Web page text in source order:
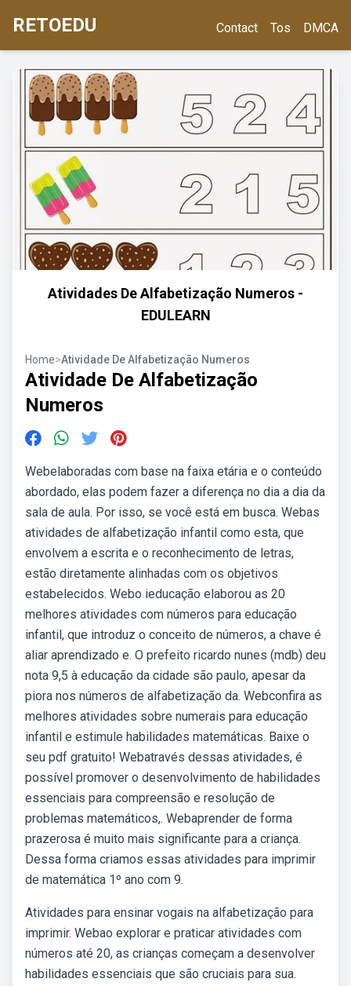
RETOEDU Contact Tos DMCA
Atividades De Alfabetização Numeros -
EDULEARN
Home>Atividade De Alfabetização Numeros
Atividade De Alfabetização
Numeros
Webelaboradas com base na faixa etária e o conteúdo
abordado, elas podem fazer a diferença no dia a dia da
sala de aula. Por isso, se você está em busca. Webas
atividades de alfabetização infantil como esta, que
envolvem a escrita e o reconhecimento de letras,
estão diretamente alinhadas com os objetivos
estabelecidos. Webo ieducação elaborou as 20
melhores atividades com números para educação
infantil, que introduz o conceito de números, a chave é
aliar aprendizado e. O prefeito ricardo nunes (mdb) deu
nota 9,5 à educação da cidade são paulo, apesar da
piora nos números de alfabetização da. Webconfira as
melhores atividades sobre numerais para educação
infantil e estimule habilidades matemáticas. Baixe o
seu pdf gratuito! Webatravés dessas atividades, é
possível promover o desenvolvimento de habilidades
essenciais para compreensão e resolução de
problemas matemáticos,. Webaprender de forma
prazerosa é muito mais significante para a criança.
Dessa forma criamos essas atividades para imprimir
de matemática 1º ano com 9.
Atividades para ensinar vogais na alfabetização para
imprimir. Webao explorar e praticar atividades com
números até 20, as crianças começam a desenvolver
habilidades essenciais que são cruciais para sua.